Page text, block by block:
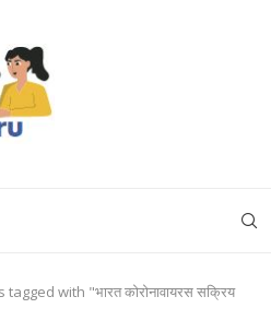
tagged with "भारत कोरोनावायरस सक्रिय